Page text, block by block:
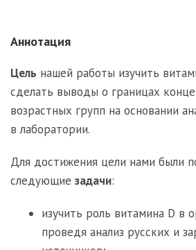
Аннотация
Цель нашей работы изучить
сделать выводы о границах
возрастных групп на основании
в лаборатории.
Для достижения цели нами были
следующие задачи:
изучить роль витамина D в
проведя анализ русских и